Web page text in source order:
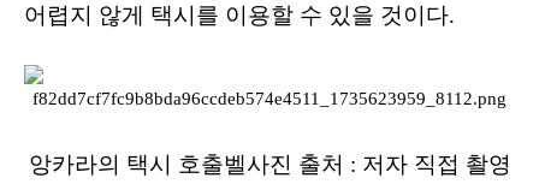
어렵지 않게 택시를 이용할 수 있을 것이다.
앙카라의 택시 호출벨사진 출처 : 저자 직접 촬영